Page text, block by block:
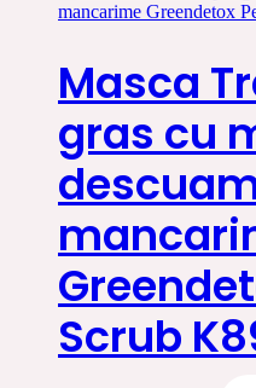
Masca
gras cu
Scrub